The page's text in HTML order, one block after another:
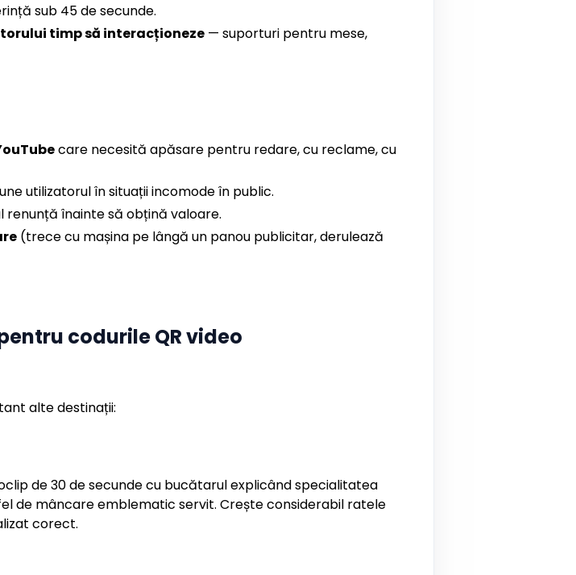
sub 45 de secunde.
timp să interacționeze— suporturi pentru mese,
care necesită apăsare pentru redare, cu reclame, cu
utilizatorul în situații incomode în public.
renunță înainte să obțină valoare.
(trece cu mașina pe lângă un panou publicitar, derulează
codurile QR video
alte destinații:
de 30 de secunde cu bucătarul explicând specialitatea
de mâncare emblematic servit. Crește considerabil ratele
corect.